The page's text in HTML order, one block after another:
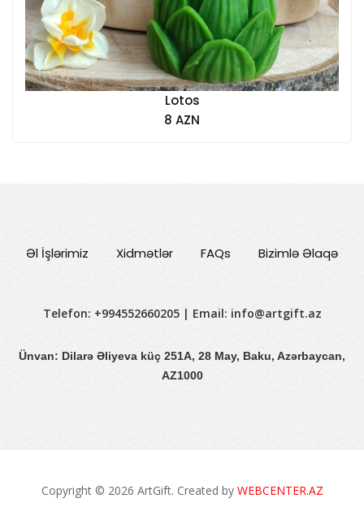
Lotos
8 AZN
Əl İşlərimiz Xidmətlər FAQs Bizimlə Əlaqə
Telefon: +994552660205 | Email: info@artgift.az
Ünvan: Dilarə Əliyeva küç 251A, 28 May, Baku, Azərbaycan,
AZ1000
Copyright © 2026 ArtGift. Created by WEBCENTER.AZ